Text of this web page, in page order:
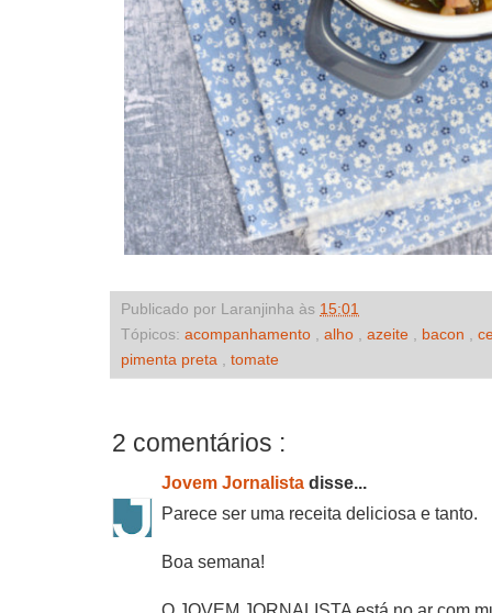
Publicado por Laranjinha às 15:01
Tópicos: acompanhamento alho azeite bacon
pimenta preta
tomate
2 comentários :
Jovem Jornalista disse...
Parece ser uma receita deliciosa e tanto.
Boa semana!